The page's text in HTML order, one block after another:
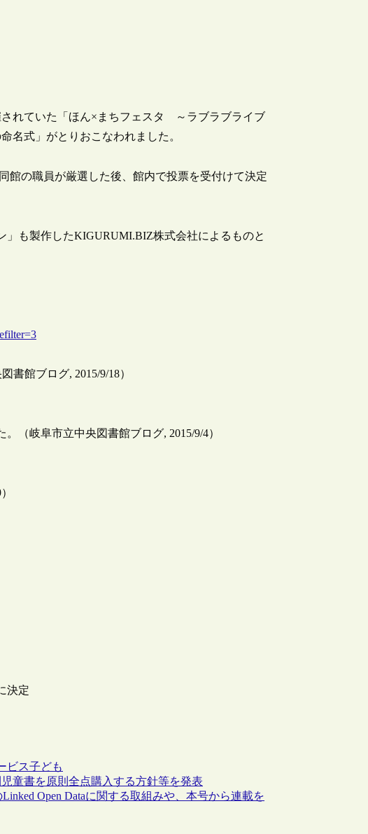
されていた「ほん×まちフェスタ ～ラブラブライブ
名式」がとりおこなわれました。
館の職員が厳選した後、館内で投票を受付けて決定
も製作したKIGURUMI.BIZ株式会社によるものと
書館ブログ, 2015/9/18）
（岐阜市立中央図書館ブログ, 2015/9/4）
決定
ビス子ども
童書を原則全点購入する方針等を発表
Open Dataに関する取組みや、本号から連載を